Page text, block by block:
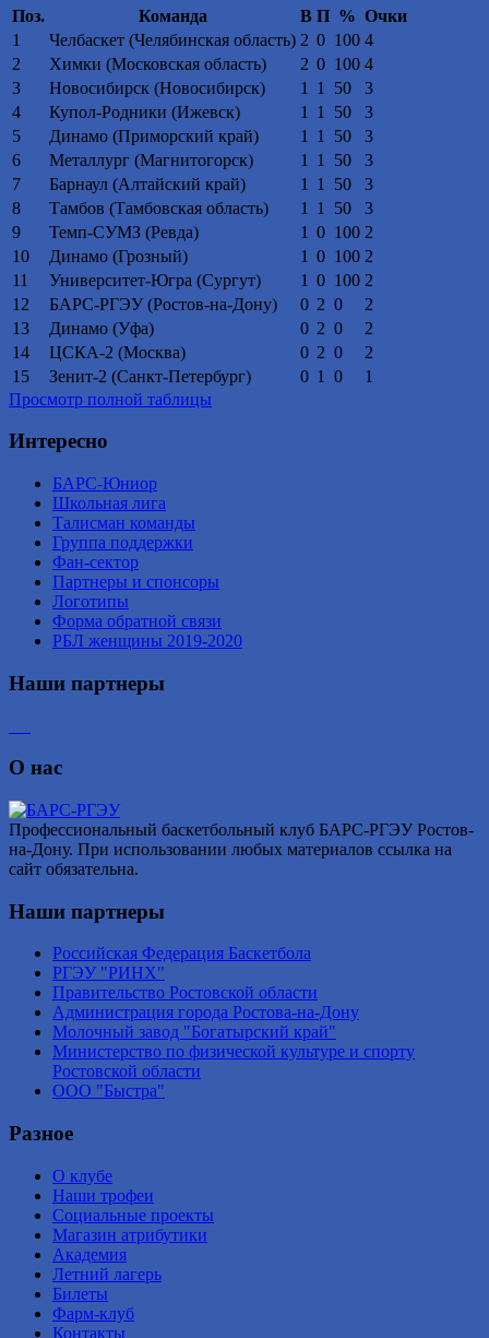
Поз. Команда В П % Очки
1
Челбаскет (Челябинская область) 2 0 100 4
2
Химки (Московская область) 2 0 100 4
3
Новосибирск (Новосибирск) 1 1 50
3
4
Купол-Родники (Ижевск) 1 1 50
3
5
Динамо (Приморский край) 1 1 50
3
6
Металлург (Магнитогорск) 1 1 50
3
7
Барнаул (Алтайский край) 1 1 50
3
8
Тамбов (Тамбовская область) 1 1 50
3
9
Темп-СУМЗ (Ревда) 1 0 100 2
10
Динамо (Грозный) 1 0 100 2
11
Университет-Югра (Сургут) 1 0 100 2
12
БАРС-РГЭУ (Ростов-на-Дону) 0 2 0
2
13
Динамо (Уфа) 0 2 0
2
14
ЦСКА-2 (Москва) 0 2 0
2
15
Зенит-2 (Санкт-Петербург) 0 1 0
1
Просмотр полной таблицы
Интересно
БАРС-Юниор
Школьная лига
Талисман команды
Группа поддержки
Фан-сектор
Партнеры и спонсоры
Логотипы
Форма обратной связи
РБЛ женщины 2019-2020
Наши партнеры
О нас
Профессиональный баскетбольный клуб БАРС-РГЭУ Ростов-
на-Дону. При использовании любых материалов ссылка на
сайт обязательна.
Наши партнеры
Российская Федерация Баскетбола
РГЭУ "РИНХ"
Правительство Ростовской области
Администрация города Ростова-на-Дону
Молочный завод "Богатырский край"
Министерство по физической культуре и спорту
Ростовской области
ООО "Быстра"
Разное
О клубе
Наши трофеи
Социальные проекты
Магазин атрибутики
Академия
Летний лагерь
Билеты
Фарм-клуб
Контакты